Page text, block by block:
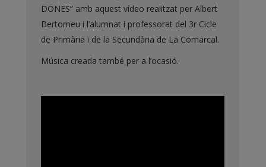
DONES” amb aquest vídeo realitzat per Albert
Bertomeu i l’alumnat i professorat del 3r Cicle
de Primària i de la Secundària de La Comarcal.
Música creada també per a l’ocasió.